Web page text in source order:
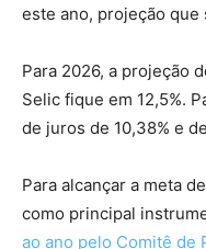
este ano, projeção que
Para 2026, a projeção
Selic fique em 12,5%.
de juros de 10,38% e
Para alcançar a meta
como principal
ao ano pelo Comitê de